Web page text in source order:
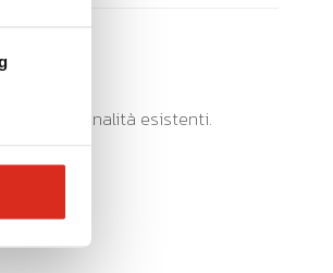
le funzionalità esistenti.